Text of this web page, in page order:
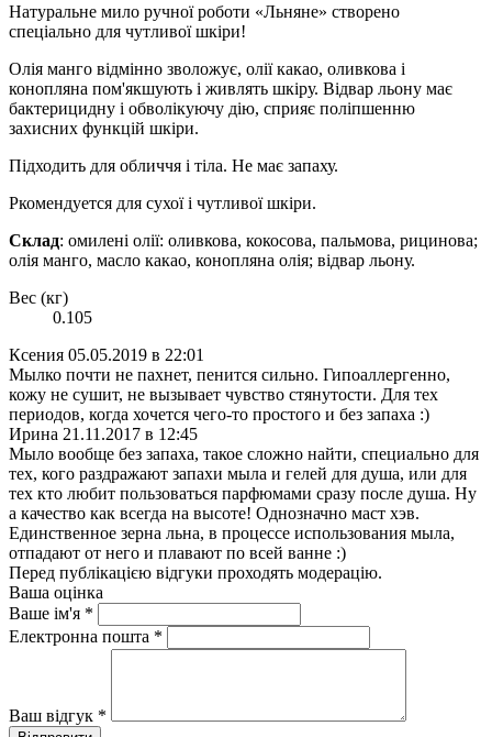
Натуральне мило ручної роботи «Льняне» створено
спеціально для чутливої шкіри!
Олія манго відмінно зволожує, олії какао, оливкова і
конопляна пом'якшують і живлять шкіру. Відвар льону має
бактерицидну і обволікуючу дію, сприяє поліпшенню
захисних функцій шкіри.
Підходить для обличчя і тіла. Не має запаху.
Ркомендуется для сухої і чутливої шкіри.
Склад: омилені олії: оливкова, кокосова, пальмова, рицинова;
олія манго, масло какао, конопляна олія; відвар льону.
Вес (кг)
0.105
Ксения 05.05.2019 в 22:01
Мылко почти не пахнет, пенится сильно. Гипоаллергенно,
кожу не сушит, не вызывает чувство стянутости. Для тех
периодов, когда хочется чего-то простого и без запаха :)
Ирина 21.11.2017 в 12:45
Мыло вообще без запаха, такое сложно найти, специально для
тех, кого раздражают запахи мыла и гелей для душа, или для
тех кто любит пользоваться парфюмами сразу после душа. Ну
а качество как всегда на высоте! Однозначно маст хэв.
Единственное зерна льна, в процессе использования мыла,
отпадают от него и плавают по всей ванне :)
Перед публікацією відгуки проходять модерацію.
Ваша оцінка
Ваше ім'я *
Електронна пошта *
Ваш відгук *